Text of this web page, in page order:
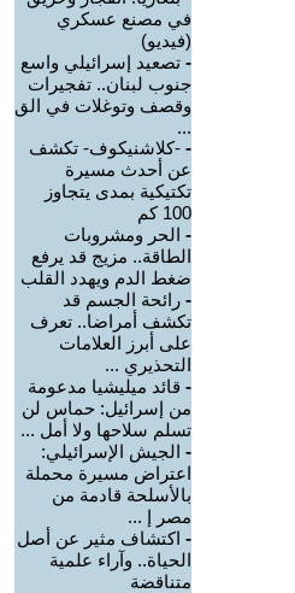
في مصنع عسكري
(فيديو)
- تصعيد إسرائيلي واسع
جنوب لبنان.. تفجيرات
وقصف وتوغلات في الق
...
- -كلاشنيكوف- تكشف
عن أحدث مسيرة
تكتيكية بمدى يتجاوز
100 كم
- الحر ومشروبات
الطاقة.. مزيج قد يرفع
ضغط الدم ويهدد القلب
- رائحة الجسم قد
تكشف أمراضا.. تعرف
على أبرز العلامات
التحذيري ...
- قائد ميليشيا مدعومة
من إسرائيل: حماس لن
تسلم سلاحها ولا أمل ...
- الجيش الإسرائيلي:
اعتراض مسيرة محملة
بالأسلحة قادمة من
مصر إ ...
- اكتشاف مثير عن أصل
الحياة.. وآراء علمية
متناقضة